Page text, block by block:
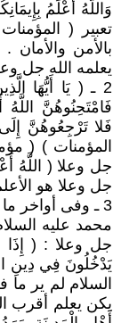
تعبير (
بالأمن والأمان .
يعلمه الله جل
2 ـ ( يَا أَيُّهَا
فَامْتَحِنُوهُنَّ
المؤمنات ) (
جل وعلا ( اللَّهُ
جل وعلا هو
3 ـ وفى أواخر
محمد عليه
السلام لم ير ما
يكن يعلم أقرب